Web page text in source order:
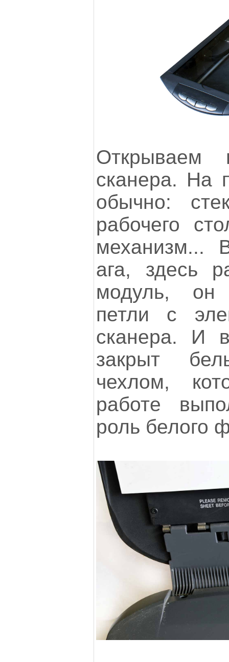
Открываем
сканера. На
обычно:
рабочего
механизм...
ага, здесь
модуль, он
петли с
сканера. И
закрыт
чехлом,
работе
роль белого